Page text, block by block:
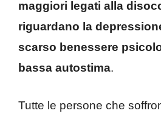
maggiori legati alla
riguardano la
scarso benessere
bassa autostima.
Tutte le persone che